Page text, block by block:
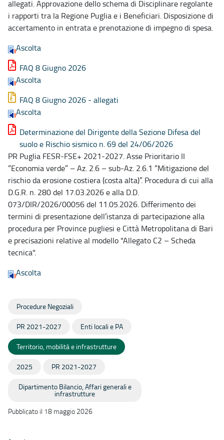
allegati. Approvazione dello schema di Disciplinare regolante
i rapporti tra la Regione Puglia e i Beneficiari. Disposizione di
accertamento in entrata e prenotazione di impegno di spesa.
Ascolta
FAQ 8 Giugno 2026
Ascolta
FAQ 8 Giugno 2026 - allegati
Ascolta
Determinazione del Dirigente della Sezione Difesa del
suolo e Rischio sismico n. 69 del 24/06/2026
PR Puglia FESR-FSE+ 2021-2027. Asse Prioritario II
“Economia verde” – Az. 2.6 – sub-Az. 2.6.1 “Mitigazione del
rischio da erosione costiera (costa alta)”. Procedura di cui alla
D.G.R. n. 280 del 17.03.2026 e alla D.D.
073/DIR/2026/00056 del 11.05.2026. Differimento dei
termini di presentazione dell’istanza di partecipazione alla
procedura per Province pugliesi e Città Metropolitana di Bari
e precisazioni relative al modello "Allegato C2 – Scheda
tecnica".
Ascolta
Procedure Negoziali
PR 2021-2027 Enti locali e PA
Territorio, mobilità e infrastrutture
2025 PR 2021-2027
Dipartimento Bilancio, Affari generali e
infrastrutture
Pubblicato il 18 maggio 2026